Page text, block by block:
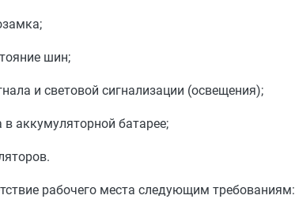
шин;
и световой сигнализации (освещения);
в аккумуляторной батарее;
рабочего места следующим требованиям: